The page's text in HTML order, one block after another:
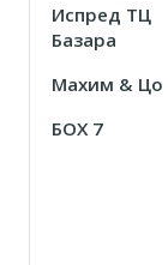
Испред ТЦ
Базара
Маxим & Цо
БОX 7